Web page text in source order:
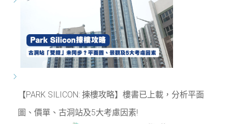
【PARK SILICON: 揀樓攻略】樓書已上載，分析平面
圖、價單、古洞站及5大考慮因素!